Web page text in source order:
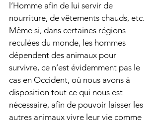
l’Homme afin de lui servir de
nourriture, de vêtements chauds, etc.
Même si, dans certaines régions
reculées du monde, les hommes
dépendent des animaux pour
survivre, ce n’est évidemment pas le
cas en Occident, où nous avons à
disposition tout ce qui nous est
nécessaire, afin de pouvoir laisser les
autres animaux vivre leur vie comme